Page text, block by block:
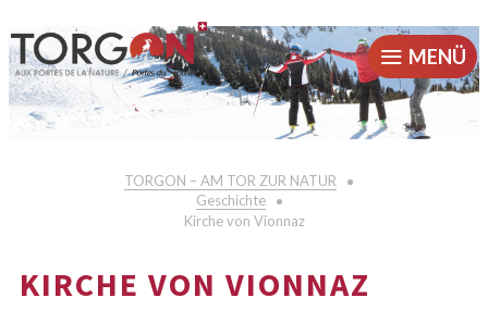
MENÜ
TORGON – AM TOR ZUR NATUR
Geschichte
Kirche von Vionnaz
KIRCHE VON VIONNAZ